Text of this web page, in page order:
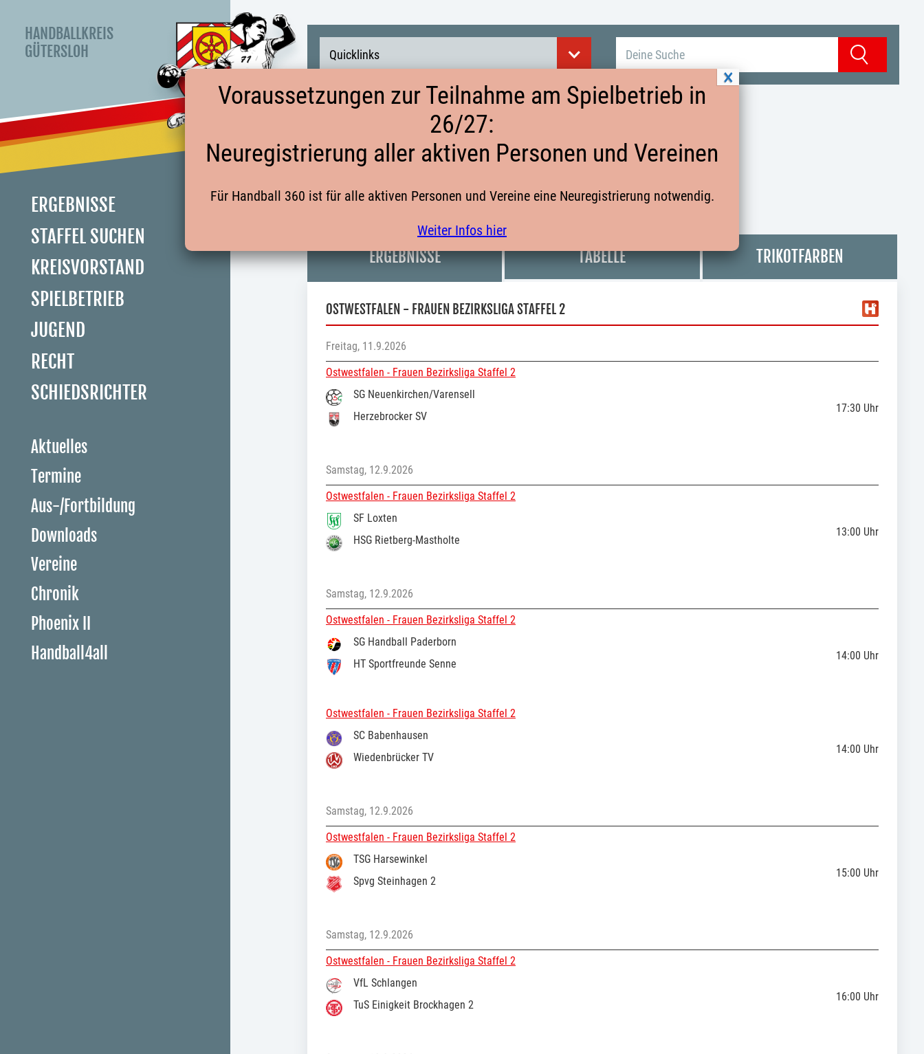
HANDBALLKREIS
GÜTERSLOH
ERGEBNISSE
STAFFEL SUCHEN
KREISVORSTAND
SPIELBETRIEB
JUGEND
RECHT
SCHIEDSRICHTER
Aktuelles
Termine
Aus-/Fortbildung
Downloads
Vereine
Chronik
Phoenix II
Handball4all
Quicklinks Suchen
AUF EINEN BLICK
ERGEBNISSE TABELLE TRIKOTFARBEN
OSTWESTFALEN - FRAUEN BEZIRKSLIGA STAFFEL 2
Freitag, 11.9.2026
Ostwestfalen - Frauen Bezirksliga Staffel 2
SG Neuenkirchen/Varensell
Herzebrocker SV
17:30 Uhr
Samstag, 12.9.2026
Ostwestfalen - Frauen Bezirksliga Staffel 2
SF Loxten
HSG Rietberg-Mastholte
13:00 Uhr
Samstag, 12.9.2026
Ostwestfalen - Frauen Bezirksliga Staffel 2
SG Handball Paderborn
HT Sportfreunde Senne
14:00 Uhr
Ostwestfalen - Frauen Bezirksliga Staffel 2
SC Babenhausen
Wiedenbrücker TV
14:00 Uhr
Samstag, 12.9.2026
Ostwestfalen - Frauen Bezirksliga Staffel 2
TSG Harsewinkel
Spvg Steinhagen 2
15:00 Uhr
Samstag, 12.9.2026
Ostwestfalen - Frauen Bezirksliga Staffel 2
VfL Schlangen
TuS Einigkeit Brockhagen 2
16:00 Uhr
Voraussetzungen zur Teilnahme am Spielbetrieb in
26/27:
Neuregistrierung aller aktiven Personen und Vereinen
Für Handball 360 ist für alle aktiven Personen und Vereine eine Neuregistrierung notwendig.
Weiter Infos hier